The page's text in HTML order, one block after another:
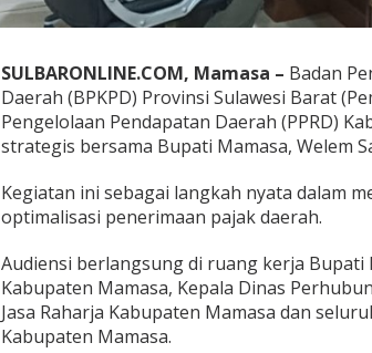
m
s
a
P
e
r
u
a
t
i
n
r
j
SULBARONLINE.COM, Mamasa – Badan
Daerah (BPKPD) Provinsi Sulawesi Barat
Pengelolaan Pendapatan Daerah (PPRD)
strategis bersama Bupati Mamasa, Welem
Kegiatan ini sebagai langkah nyata dalam
optimalisasi penerimaan pajak daerah.
Audiensi berlangsung di ruang kerja Bupati
Kabupaten Mamasa, Kepala Dinas
Jasa Raharja Kabupaten Mamasa dan
Kabupaten Mamasa.